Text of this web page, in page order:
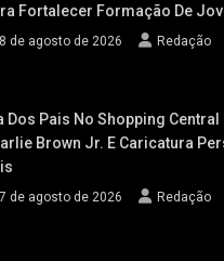
Fortalecer Formação De
de agosto de 2026 Redação
Dos Pais No Shopping
Brown Jr. E Caricatura
de agosto de 2026 Redação